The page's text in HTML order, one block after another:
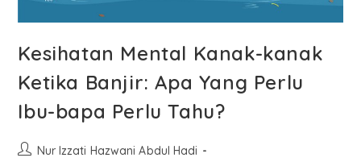
Kesihatan Mental Kanak-kanak
Ketika Banjir: Apa Yang Perlu
Ibu-bapa Perlu Tahu?
Nur Izzati Hazwani Abdul Hadi